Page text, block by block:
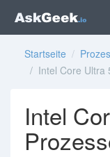
Startseite /
/ Intel Core Ultra
Intel